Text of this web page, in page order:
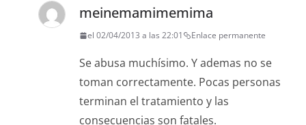
meinemamimemima
el 02/04/2013 a las 22:01 Enlace permanente
Se abusa muchísimo. Y ademas no se
toman correctamente. Pocas personas
terminan el tratamiento y las
consecuencias son fatales.